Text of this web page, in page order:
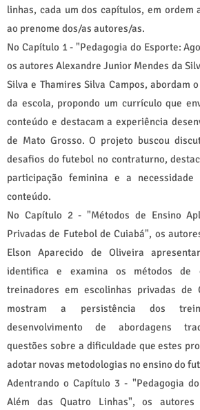
linhas, cada um dos capítulos, em ordem
ao prenome dos/as autores/as.
No Capítulo 1 - "Pedagogia do Esporte:
os autores Alexandre Junior Mendes da
Silva e Thamires Silva Campos, abordam
da escola, propondo um currículo que
conteúdo e destacam a experiência
de Mato Grosso. O projeto buscou
desafios do futebol no contraturno,
participação feminina e a necessidade
conteúdo.
No Capítulo 2 - "Métodos de Ensino
Privadas de Futebol de Cuiabá", os
Elson Aparecido de Oliveira
identifica e examina os métodos de
treinadores em escolinhas privadas de
mostram a persistência dos
desenvolvimento de abordagens
questões sobre a dificuldade que estes
adotar novas metodologias no ensino do
Adentrando o Capítulo 3 - "Pedagogia
Além das Quatro Linhas", os autores